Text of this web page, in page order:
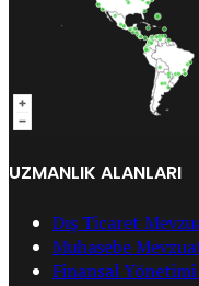
UZMANLIK ALANLARI
Dış Ticaret
Muhasebe
Finansal